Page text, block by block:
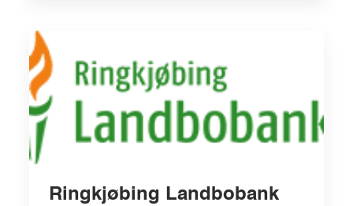
Ringkjøbing Landbobank